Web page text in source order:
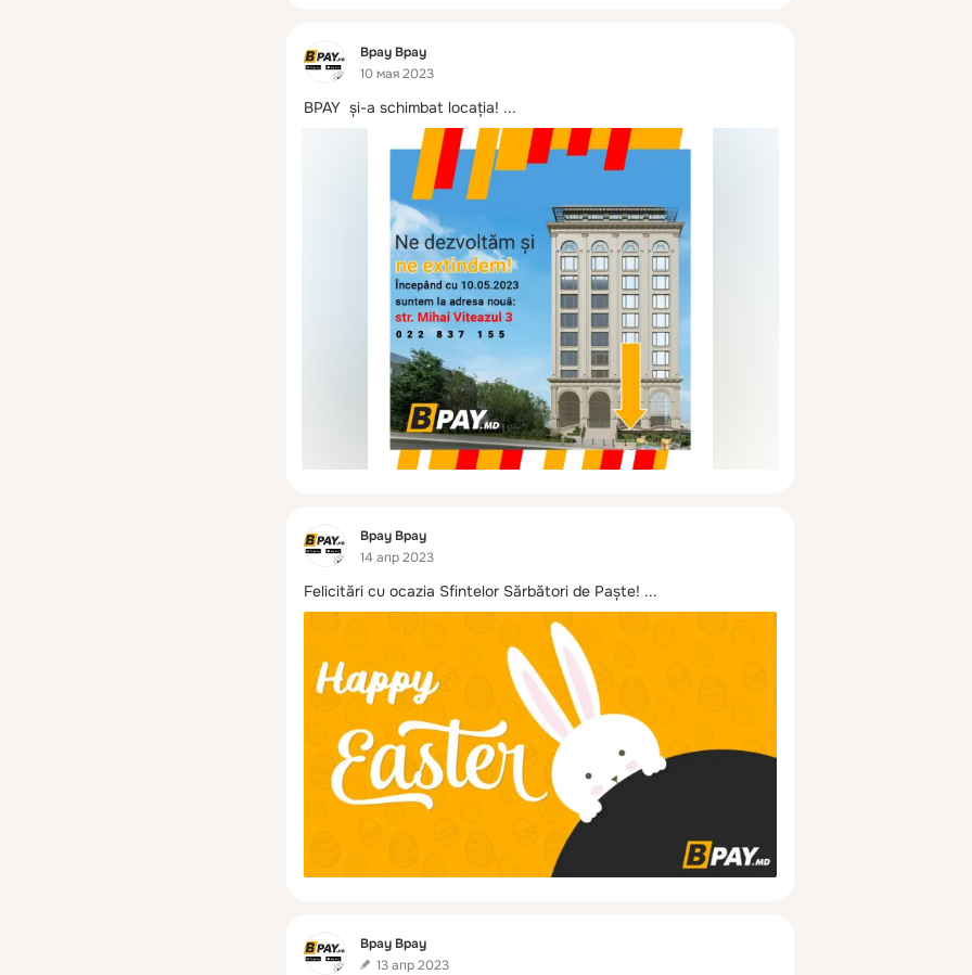
Фид
Bpay Bpay
10 мая 2023
BPAY  și-a schimbat locația! ...
Фид
Bpay Bpay
14 апр 2023
Felicitări cu ocazia Sfintelor Sărbători de Paște! ...
Фид
Bpay Bpay
13 апр 2023